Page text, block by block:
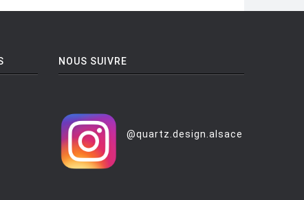
NOUS SUIVRE
@quartz.design.alsace